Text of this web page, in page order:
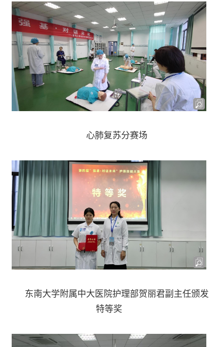
心肺复苏分赛场
东南大学附属中大医院护理部贺丽君副主任颁发
特等奖